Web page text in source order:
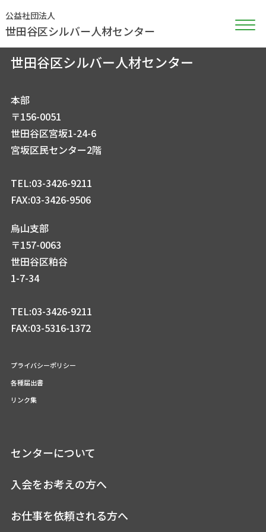
公益社団法人
世田谷区シルバー人材センター
世田谷区シルバー人材センター
本部
〒156-0051
世田谷区宮坂1-24-6
宮坂区民センター2階
TEL:03-3426-9211
FAX:03-3426-9506
烏山支部
〒157-0063
世田谷区粕谷
1-7-34
TEL:03-3426-9211
FAX:03-5316-1372
プライバシーポリシー
各種届出書
リンク集
センターについて
入会をお考えの方へ
お仕事を依頼される方へ